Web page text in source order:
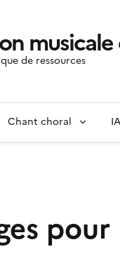
de ressources
Chant choral